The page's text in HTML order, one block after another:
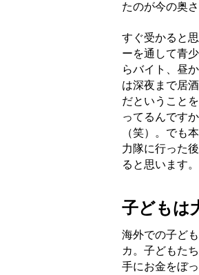
たのが今の奥さ
すぐ受かると
ーを通して青
らバイト、昼
は深夜まで居
だということ
ってるんです
（笑）。でも
力隊に行った
ると思います
子どもは
海外での子ど
カ。子どもた
手にお金をぼ